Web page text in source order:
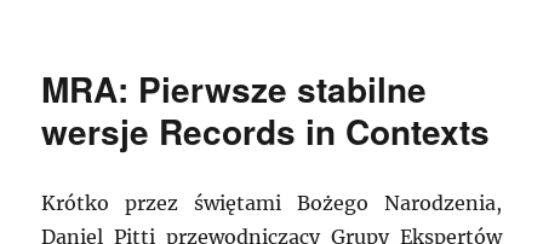
MRA: Pierwsze stabilne
wersje Records in Contexts
Krótko przez świętami Bożego Narodzenia,
Daniel Pitti przewodniczący Grupy Ekspertów